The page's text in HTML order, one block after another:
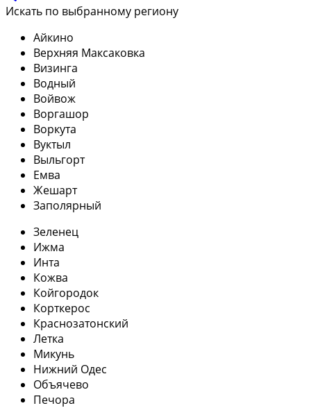
Искать по выбранному региону
Айкино
Верхняя Максаковка
Визинга
Водный
Войвож
Воргашор
Воркута
Вуктыл
Выльгорт
Емва
Жешарт
Заполярный
Зеленец
Ижма
Инта
Кожва
Койгородок
Корткерос
Краснозатонский
Летка
Микунь
Нижний Одес
Объячево
Печора